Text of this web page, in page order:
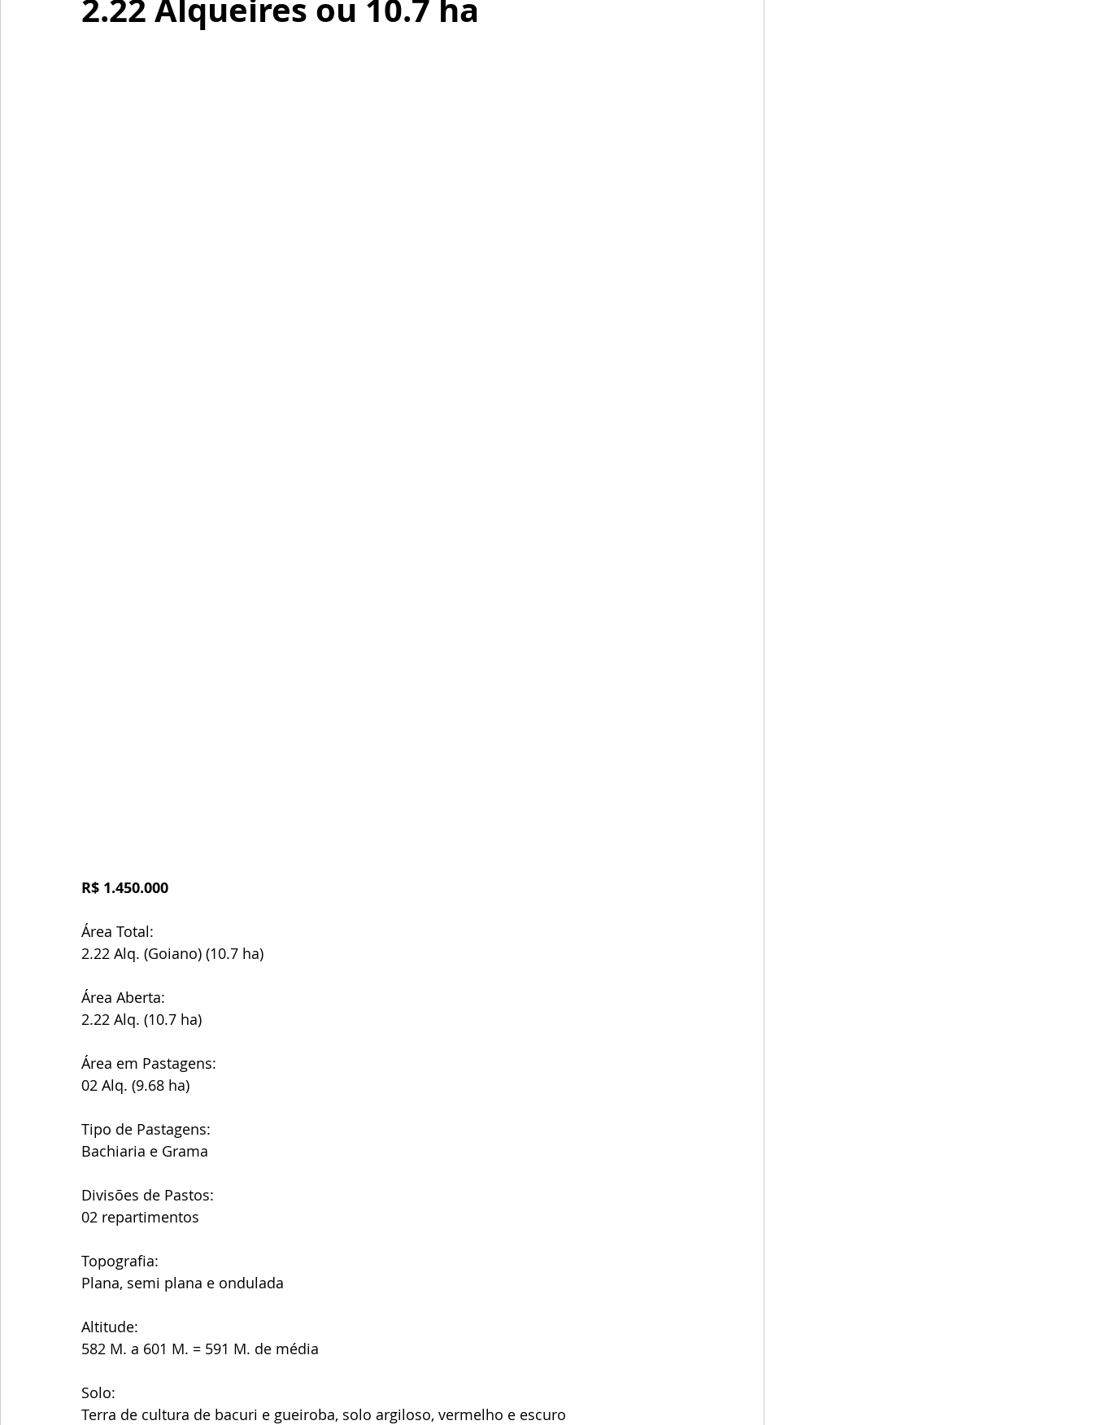
2.22 Alqueires ou 10.7 ha
R$ 1.450.000
Área Total:
2.22 Alq. (Goiano) (10.7 ha)
Área Aberta:
2.22 Alq. (10.7 ha)
Área em Pastagens:
02 Alq. (9.68 ha)
Tipo de Pastagens:
Bachiaria e Grama
Divisões de Pastos:
02 repartimentos
Topografia:
Plana, semi plana e ondulada
Altitude:
582 M. a 601 M. = 591 M. de média
Solo:
Terra de cultura de bacuri e gueiroba, solo argiloso, vermelho e escuro